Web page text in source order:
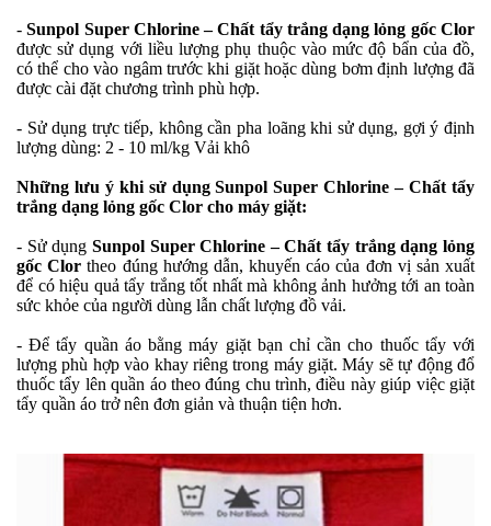
-Sunpol Super Chlorine – Chất tẩy trắng dạng lỏng gốc Clor
được sử dụng với liều lượng phụ thuộc vào mức độ bẩn của đồ,
có thể cho vào ngâm trước khi giặt hoặc dùng bơm định lượng đã
được cài đặt chương trình phù hợp.
- Sử dụng trực tiếp, không cần pha loãng khi sử dụng, gợi ý định
lượng dùng: 2 - 10 ml/kg Vải khô
Những lưu ý khi sử dụng Sunpol Super Chlorine – Chất tẩy
trắng dạng lỏng gốc Clor cho máy giặt:
- Sử dụng Sunpol Super Chlorine – Chất tẩy trắng dạng lỏng
gốc Clor theo đúng hướng dẫn, khuyến cáo của đơn vị sản xuất
để có hiệu quả tẩy trắng tốt nhất mà không ảnh hưởng tới an toàn
sức khỏe của người dùng lẫn chất lượng đồ vải.
- Để tẩy quần áo bằng máy giặt bạn chỉ cần cho thuốc tẩy với
lượng phù hợp vào khay riêng trong máy giặt. Máy sẽ tự động đổ
thuốc tẩy lên quần áo theo đúng chu trình, điều này giúp việc giặt
tẩy quần áo trở nên đơn giản và thuận tiện hơn.